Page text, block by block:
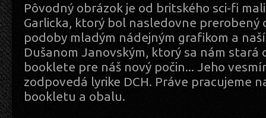
Pôvodný obrázok je od britského sci-fi
Garlicka, ktorý bol nasledovne prerobený
podoby mladým nádejným grafikom a
Dušanom Janovským, ktorý sa nám stará
booklete pre náš nový počin... Jeho
zodpovedá lyrike DCH. Práve pracujeme
bookletu a obalu.